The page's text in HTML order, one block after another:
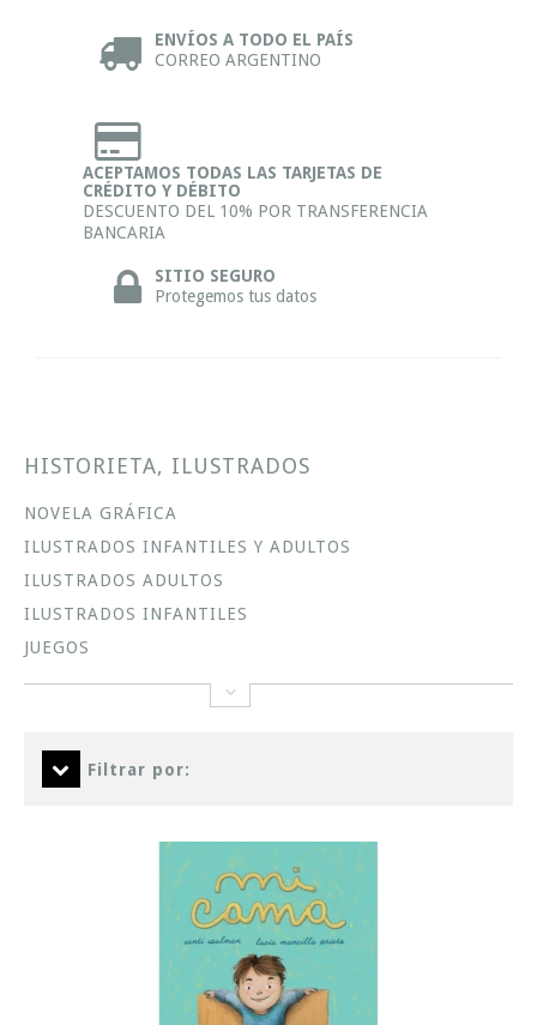
ENVÍOS A TODO EL PAÍS
CORREO ARGENTINO
ACEPTAMOS TODAS LAS TARJETAS DE
CRÉDITO Y DÉBITO
DESCUENTO DEL 10% POR TRANSFERENCIA
BANCARIA
SITIO SEGURO
Protegemos tus datos
HISTORIETA, ILUSTRADOS
NOVELA GRÁFICA
ILUSTRADOS INFANTILES Y ADULTOS
ILUSTRADOS ADULTOS
ILUSTRADOS INFANTILES
JUEGOS
Filtrar por: